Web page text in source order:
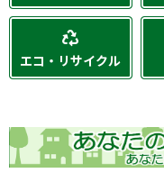
エコ・リサイクル